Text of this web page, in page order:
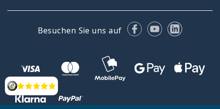
Bewertung
Besuchen Sie uns auf Facebook
YouTubeLinkedIn